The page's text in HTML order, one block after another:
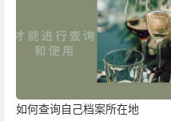
如何查询自己档案所在地